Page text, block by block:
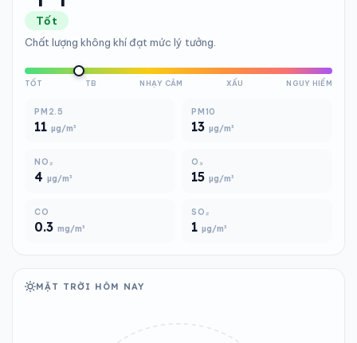
Tốt
Chất lượng không khí đạt mức lý tưởng.
TỐT TB NHẠY CẢM XẤU NGUY HIỂM
PM2.5
11 µg/m³
PM10
13 µg/m³
NO₂
4 µg/m³
O₃
15 µg/m³
CO
0.3 mg/m³
SO₂
1 µg/m³
MẶT TRỜI HÔM NAY